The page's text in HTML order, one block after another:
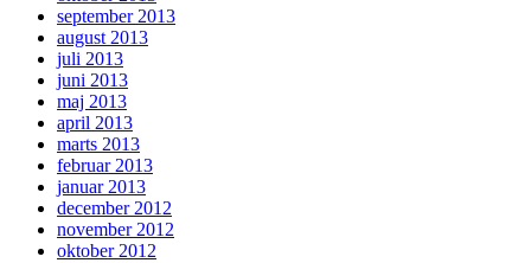
september 2013
august 2013
juli 2013
juni 2013
maj 2013
april 2013
marts 2013
februar 2013
januar 2013
december 2012
november 2012
oktober 2012